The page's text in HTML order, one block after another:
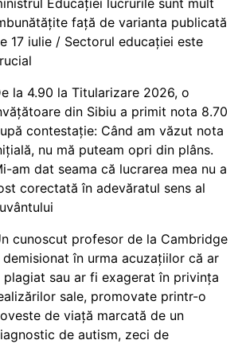
Educației lucrurile sunt mult
față de varianta publicată
17 iulie / Sectorul educației este
la 4.90 la Titularizare 2026, o
din Sibiu a primit nota 8.70
contestație: Când am văzut nota
nu mă puteam opri din plâns.
am dat seama că lucrarea mea nu a
corectată în adevăratul sens al
cunoscut profesor de la Cambridge
demisionat în urma acuzațiilor că ar
plagiat sau ar fi exagerat în privința
sale, promovate printr-o
de viață marcată de un
de autism, zeci de